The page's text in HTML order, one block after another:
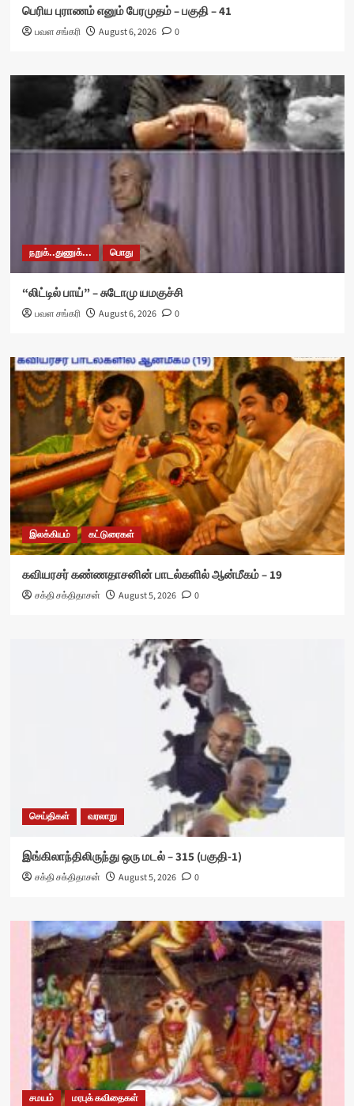
பெரிய புராணம் எனும் பேரமுதம் – பகுதி – 41
பவள சங்கரி August 6, 2026 0
நறுக்..துணுக்... பொது
“லிட்டில் பாய்” – சுடோமு யமகுச்சி
பவள சங்கரி August 6, 2026 0
இலக்கியம் கட்டுரைகள்
கவியரசர் கண்ணதாசனின் பாடல்களில் ஆன்மீகம் – 19
சக்தி சக்திதாசன் August 5, 2026 0
செய்திகள் வரலாறு
இங்கிலாந்திலிருந்து ஒரு மடல் – 315 (பகுதி-1)
சக்தி சக்திதாசன் August 5, 2026 0
சமயம் மரபுக் கவிதைகள்